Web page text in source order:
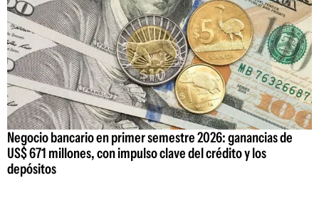
Negocio bancario en primer semestre 2026: ganancias de
US$ 671 millones, con impulso clave del crédito y los
depósitos